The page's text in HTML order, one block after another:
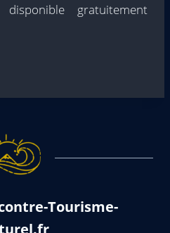
gratuitement
Tourisme-